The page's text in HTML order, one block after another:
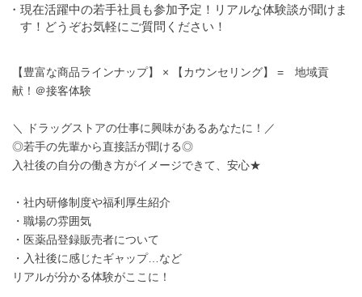
・現在活躍中の若手社員も参加予定！リアルな体験談が聞けま
す！どうぞお気軽にご質問ください！
【豊富な商品ラインナップ】 × 【カウンセリング】 = 地域貢
献！＠接客体験
＼ ドラッグストアの仕事に興味があるあなたに！／
◎若手の先輩から直接話が聞ける◎
入社後の自分の働き方がイメージできて、安心★
・社内研修制度や福利厚生紹介
・職場の雰囲気
・医薬品登録販売者について
・入社後に感じたギャップ…など
リアルが分かる体験がここに！